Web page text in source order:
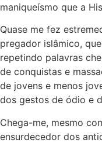
maniqueísmo que a
Quase me fez
pregador islâmico,
repetindo palavras
de conquistas e
de jovens e menos
dos gestos de ódio e
Chega-me, mesmo
ensurdecedor dos